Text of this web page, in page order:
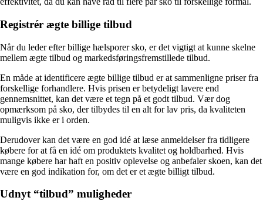
Registrér ægte billige tilbud
Når du leder efter billige hælsporer sko, er det vigtigt at kunne skelne
mellem ægte tilbud og markedsføringsfremstillede tilbud.
En måde at identificere ægte billige tilbud er at sammenligne priser fra
forskellige forhandlere. Hvis prisen er betydeligt lavere end
gennemsnittet, kan det være et tegn på et godt tilbud. Vær dog
opmærksom på sko, der tilbydes til en alt for lav pris, da kvaliteten
muligvis ikke er i orden.
Derudover kan det være en god idé at læse anmeldelser fra tidligere
købere for at få en idé om produktets kvalitet og holdbarhed. Hvis
mange købere har haft en positiv oplevelse og anbefaler skoen, kan det
være en god indikation for, om det er et ægte billigt tilbud.
Udnyt “tilbud” muligheder